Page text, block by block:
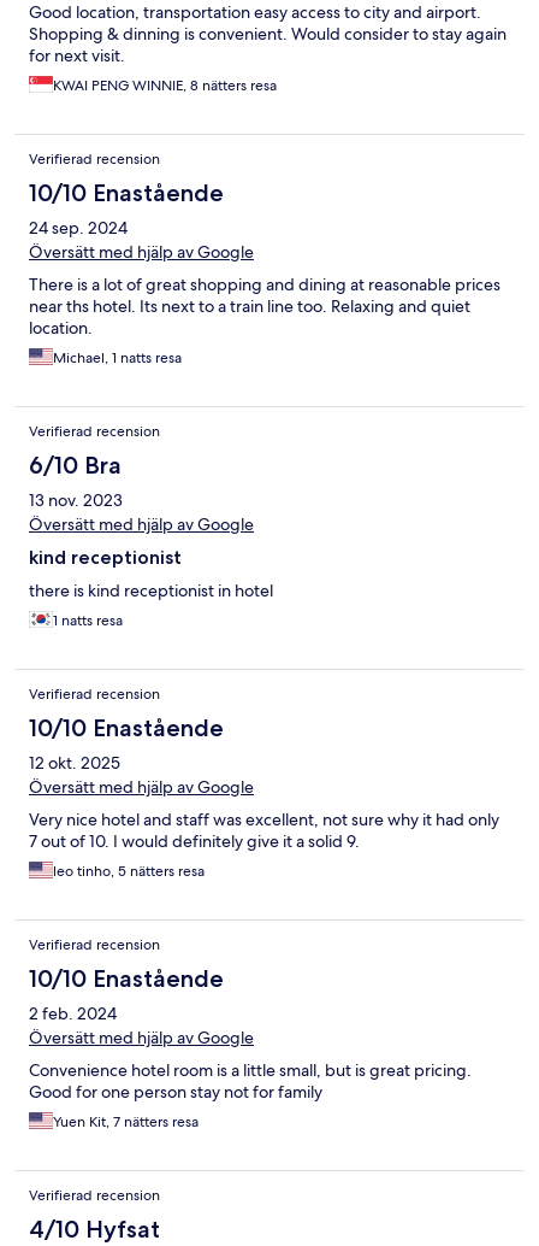
Good location, transportation easy access to city and airport.
Shopping & dinning is convenient. Would consider to stay again
for next visit.
KWAI PENG WINNIE, 8 nätters resa
Verifierad recension
10/10 Enastående
24 sep. 2024
Översätt med hjälp av Google
There is a lot of great shopping and dining at reasonable prices
near ths hotel. Its next to a train line too. Relaxing and quiet
location.
Michael, 1 natts resa
Verifierad recension
6/10 Bra
13 nov. 2023
Översätt med hjälp av Google
kind receptionist
there is kind receptionist in hotel
1 natts resa
Verifierad recension
10/10 Enastående
12 okt. 2025
Översätt med hjälp av Google
Very nice hotel and staff was excellent, not sure why it had only
7 out of 10. I would definitely give it a solid 9.
leo tinho, 5 nätters resa
Verifierad recension
10/10 Enastående
2 feb. 2024
Översätt med hjälp av Google
Convenience hotel room is a little small, but is great pricing.
Good for one person stay not for family
Yuen Kit, 7 nätters resa
Verifierad recension
4/10 Hyfsat